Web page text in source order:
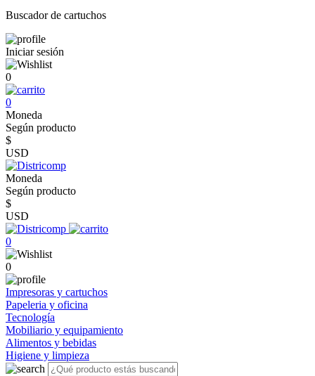
Buscador de cartuchos
Iniciar sesión
0
0
Moneda
Según producto
$
USD
Moneda
Según producto
$
USD
0
0
Impresoras y cartuchos
Papeleria y oficina
Tecnología
Mobiliario y equipamiento
Alimentos y bebidas
Higiene y limpieza